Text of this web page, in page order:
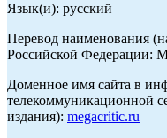
Язык(и): русский
Перевод наименования
Российской Федерации:
Доменное имя сайта в
телекоммуникационной
издания): megacritic.ru